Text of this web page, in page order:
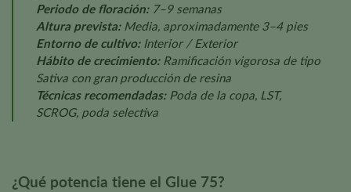
Periodo de floración:7–9 semanas
Altura prevista:Media, aproximadamente 3–4 pies
Entorno de cultivo:Interior / Exterior
Hábito de crecimiento:Ramificación vigorosa de tipo
Sativa con gran producción de resina
Técnicas recomendadas:Poda de la copa, LST,
SCROG, poda selectiva
¿Qué potencia tiene el Glue 75?